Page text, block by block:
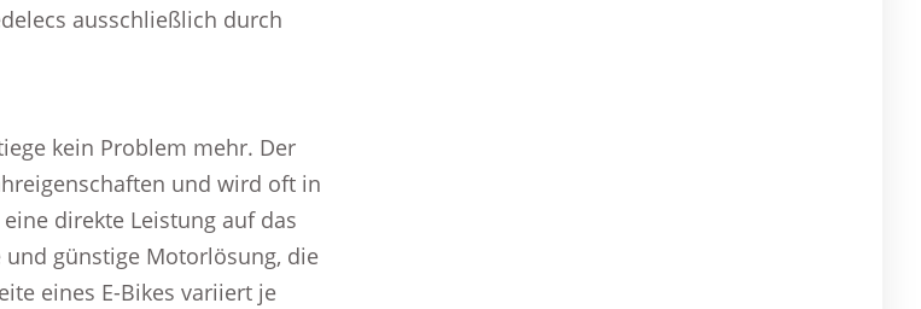
ausschließlich durch
kein Problem mehr. Der
und wird oft in
direkte Leistung auf das
günstige Motorlösung, die
eines E-Bikes variiert je